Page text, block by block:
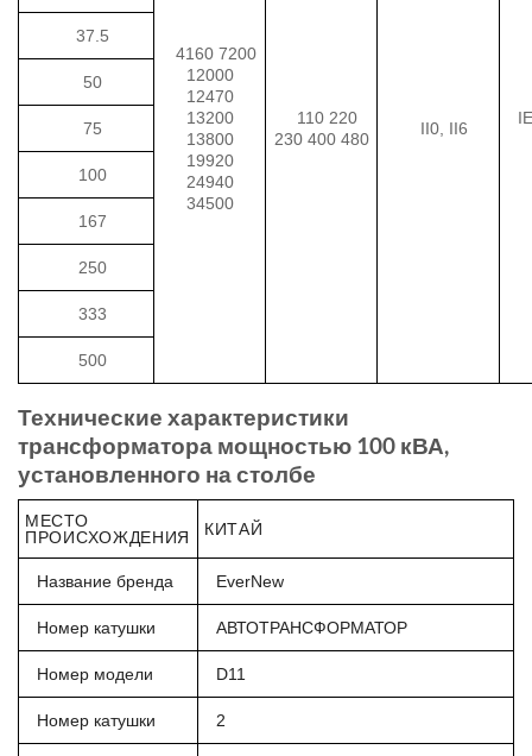
4160 7200
12000
12470
13200
13800
19920
24940
34500
110 220
230 400 480
II0, II6
37.5
50
75
100
167
250
333
500
Технические характеристики
трансформатора мощностью 100 кВА,
установленного на столбе
МЕСТО
ПРОИСХОЖДЕНИЯ
КИТАЙ
Название бренда EverNew
Номер катушки АВТОТРАНСФОРМАТОР
Номер модели D11
Номер катушки 2